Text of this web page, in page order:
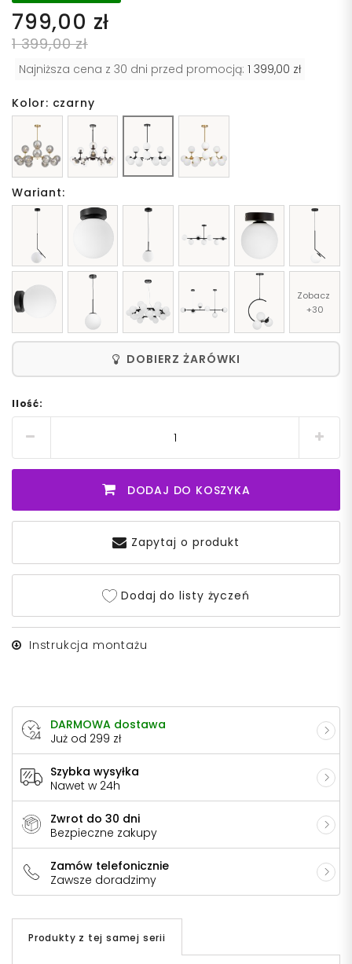
799,00 zł
1 399,00 zł
Najniższa cena z 30 dni przed promocją: 1 399,00 zł
Kolor: czarny
Wariant:
Zobacz
+30
DOBIERZ ŻARÓWKI
Ilość:
DODAJ DO KOSZYKA
Zapytaj o produkt
Dodaj do listy życzeń
Instrukcja montażu
DARMOWA dostawa
Już od 299 zł
Szybka wysyłka
Nawet w 24h
Zwrot do 30 dni
Bezpieczne zakupy
Zamów telefonicznie
Zawsze doradzimy
Produkty z tej samej serii